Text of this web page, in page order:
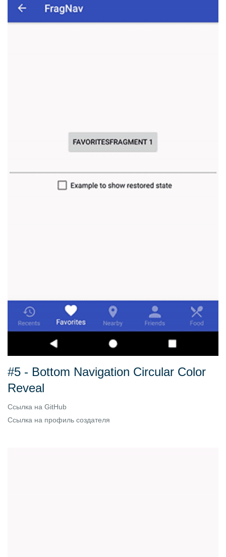
#5 - Bottom Navigation Circular Color
Reveal
Ссылка на GitHub
Ссылка на профиль создателя